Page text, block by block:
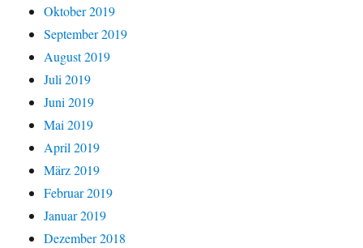
Oktober 2019
September 2019
August 2019
Juli 2019
Juni 2019
Mai 2019
April 2019
März 2019
Februar 2019
Januar 2019
Dezember 2018